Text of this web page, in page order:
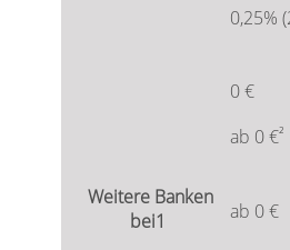
0,25%
0 €
ab 0 €²
ab 0 €